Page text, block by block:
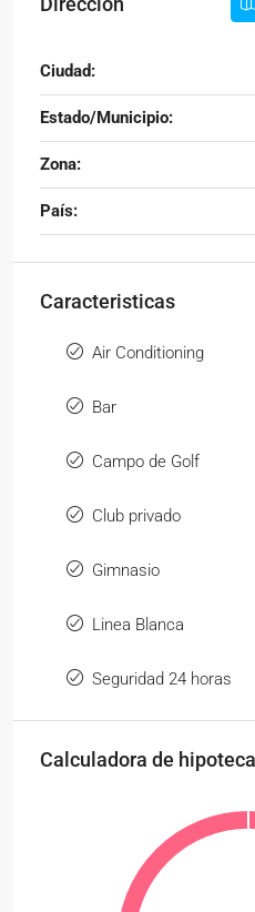
Ciudad:
Estado/Municipio:
Zona:
País:
Caracteristicas
Air Conditioning
Bar
Campo de Golf
Club privado
Gimnasio
Linea Blanca
Seguridad 24 horas
Calculadora de